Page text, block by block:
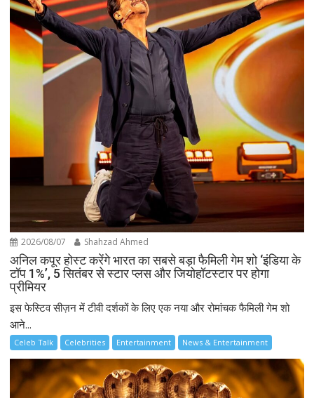
2026/08/07 Shahzad Ahmed
अनिल कपूर होस्ट करेंगे भारत का सबसे बड़ा फैमिली गेम शो ‘इंडिया के
टॉप 1%’, 5 सितंबर से स्टार प्लस और जियोहॉटस्टार पर होगा
प्रीमियर
इस फेस्टिव सीज़न में टीवी दर्शकों के लिए एक नया और रोमांचक फैमिली गेम शो
आने...
Celeb Talk Celebrities Entertainment News & Entertainment